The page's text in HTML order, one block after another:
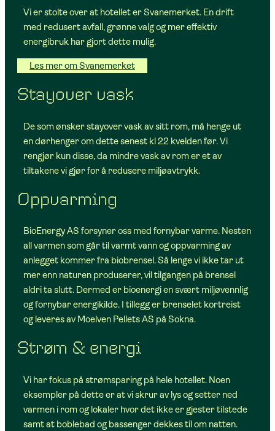
Vi er stolte over at hotellet er Svanemerket. En drift
med redusert avfall, grønne valg og mer effektiv
energibruk har gjort dette mulig.
Les mer om Svanemerket
Stayover vask
De som ønsker stayover vask av sitt rom, må henge ut
en dørhenger om dette senest kl 22 kvelden før. Vi
rengjør kun disse, da mindre vask av rom er et av
tiltakene vi gjør for å redusere miljøavtrykk.
Oppvarming
BioEnergy AS forsyner oss med fornybar varme. Nesten
all varmen som går til varmt vann og oppvarming av
anlegget kommer fra biobrensel. Så lenge vi ikke tar ut
mer enn naturen produserer, vil tilgangen på brensel
aldri ta slutt. Dermed er bioenergi en svært miljøvennlig
og fornybar energikilde. I tillegg er brenselet kortreist
og leveres av Moelven Pellets AS på Sokna.
Strøm & energi
Vi har fokus på strømsparing på hele hotellet. Noen
eksempler på dette er at vi skrur av lys og setter ned
varmen i rom og lokaler hvor det ikke er gjester tilstede
samt at boblebad og bassenger dekkes til om natten.